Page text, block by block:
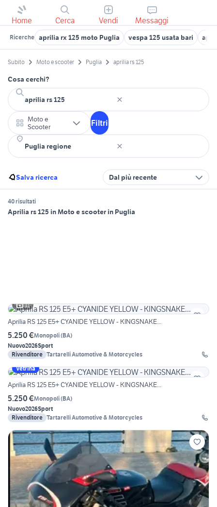
Home Cerca Vendi Messaggi
Ricerche aprilia rx 125 moto Puglia vespa 125 usata bari
Subito Moto e scooter Puglia aprilia rs 125
Cosa cerchi?
Moto e
Scooter
Filtri
Salva ricerca Dal più recente
40 risultati
Aprilia rs 125 in Moto e scooter in Puglia
11
Aprilia RS 125 E5+ CYANIDE YELLOW - KINGSNAKE...
5.250 €Monopoli(BA)
Nuovo2026Sport
Rivenditore Tartarelli Automotive & Motorcycles
Vetrina
Aprilia RS 125 E5+ CYANIDE YELLOW - KINGSNAKE...
5.250 €Monopoli(BA)
Nuovo2026Sport
Rivenditore Tartarelli Automotive & Motorcycles